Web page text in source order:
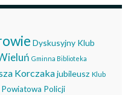
Dyskusyjny Klub
Gminna Biblioteka
Korczakajubileusz Klub
Policji